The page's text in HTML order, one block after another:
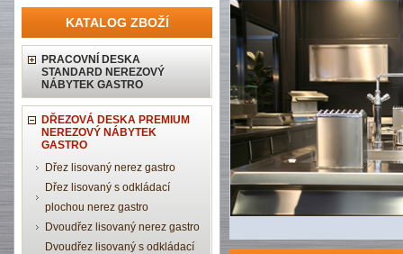
KATALOG ZBOŽÍ
PRACOVNÍ DESKA
STANDARD NEREZOVÝ
NÁBYTEK GASTRO
DŘEZOVÁ DESKA PREMIUM
NEREZOVÝ NÁBYTEK
GASTRO
Dřez lisovaný nerez gastro
Dřez lisovaný s odkládací
plochou nerez gastro
Dvoudřez lisovaný nerez gastro
Dvoudřez lisovaný s odkládací